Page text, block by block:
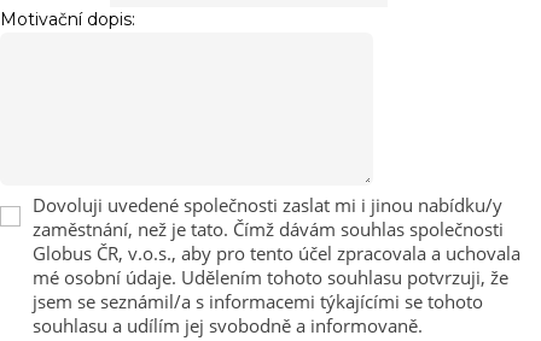
Motivační dopis:
Dovoluji uvedené společnosti zaslat mi i jinou nabídku/y
zaměstnání, než je tato. Čímž dávám souhlas společnosti
Globus ČR, v.o.s., aby pro tento účel zpracovala a uchovala
mé osobní údaje. Udělením tohoto souhlasu potvrzuji, že
jsem se seznámil/a s informacemi týkajícími se tohoto
souhlasu a udílím jej svobodně a informovaně.